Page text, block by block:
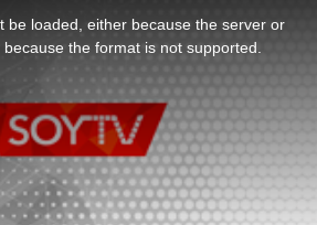
be loaded, either because the server or
the format is not supported.